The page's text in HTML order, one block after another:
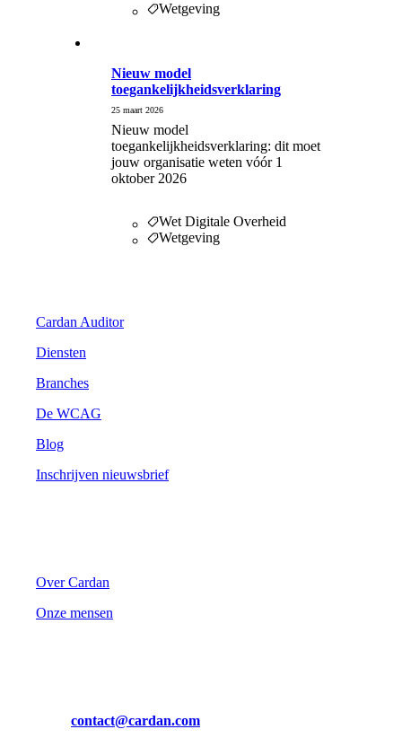
Wetgeving
Nieuw model
toegankelijkheidsverklaring
25 maart 2026
Nieuw model
toegankelijkheidsverklaring: dit moet
jouw organisatie weten vóór 1
oktober 2026
Wet Digitale Overheid
Wetgeving
Cardan Auditor
Diensten
Branches
De WCAG
Blog
Inschrijven nieuwsbrief
Over Cardan
Onze mensen
contact@cardan.com